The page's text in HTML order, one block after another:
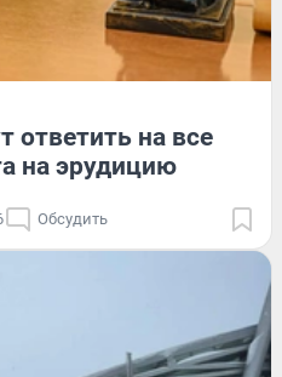
ответить на все
на эрудицию
Обсудить